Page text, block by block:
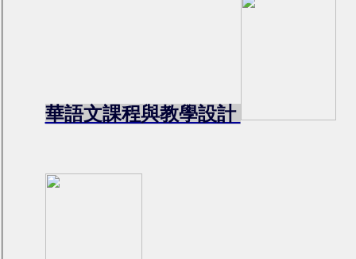
華語文課程與教學設計